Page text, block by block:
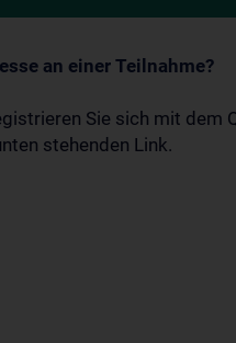
an einer Teilnahme?
Sie sich mit dem
stehenden Link.